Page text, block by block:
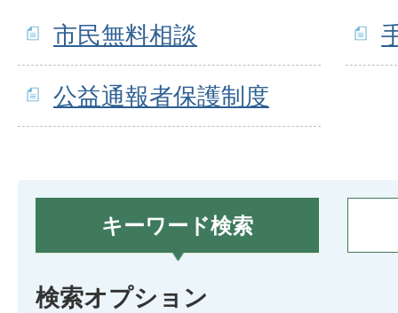
市民無料相談
公益通報者保護制度
キーワード検索
検索オプション